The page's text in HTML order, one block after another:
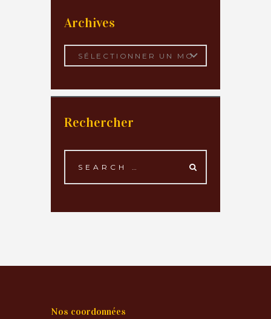
Archives
Rechercher
Nos coordonnées